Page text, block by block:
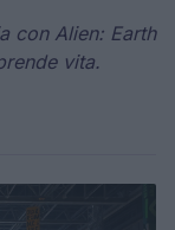
con Alien: Earth
vita.